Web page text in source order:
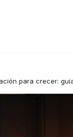
para crecer: